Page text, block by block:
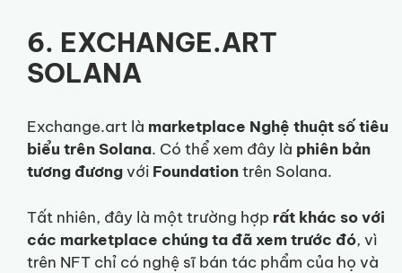
6. EXCHANGE.ART
SOLANA
Exchange.art là marketplace Nghệ thuật số tiêu
biểu trên Solana. Có thể xem đây là phiên bản
tương đươngvới Foundationtrên Solana.
Tất nhiên, đây là một trường hợp rất khác so với
các marketplace chúng ta đã xem trước đó, vì
trên NFT chỉ có nghệ sĩ bán tác phẩm của họ và